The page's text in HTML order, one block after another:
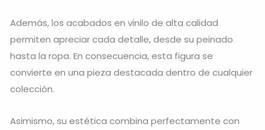
Además, los acabados en vinilo de alta calidad
permiten apreciar cada detalle, desde su peinado
hasta la ropa. En consecuencia, esta figura se
convierte en una pieza destacada dentro de cualquier
colección.
Asimismo, su estética combina perfectamente con